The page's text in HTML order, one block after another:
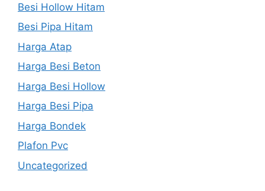
Besi Hollow Hitam
Besi Pipa Hitam
Harga Atap
Harga Besi Beton
Harga Besi Hollow
Harga Besi Pipa
Harga Bondek
Plafon Pvc
Uncategorized